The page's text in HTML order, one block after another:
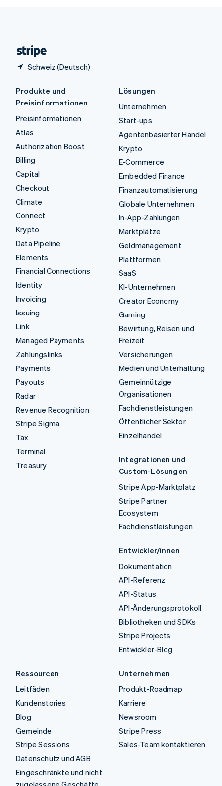
Schweiz (Deutsch)
Produkte und
Preisinformationen
Preisinformationen
Atlas
Authorization Boost
Billing
Capital
Checkout
Climate
Connect
Krypto
Data Pipeline
Elements
Financial Connections
Identity
Invoicing
Issuing
Link
Managed Payments
Zahlungslinks
Payments
Payouts
Radar
Revenue Recognition
Stripe Sigma
Tax
Terminal
Treasury
Lösungen
Unternehmen
Start-ups
Agentenbasierter Handel
Krypto
E-Commerce
Embedded Finance
Finanzautomatisierung
Globale Unternehmen
In-App-Zahlungen
Marktplätze
Geldmanagement
Plattformen
SaaS
KI-Unternehmen
Creator Economy
Gaming
Bewirtung, Reisen und
Freizeit
Versicherungen
Medien und Unterhaltung
Gemeinnützige
Organisationen
Fachdienstleistungen
Öffentlicher Sektor
Einzelhandel
Integrationen und
Custom-Lösungen
Stripe App-Marktplatz
Stripe Partner
Ecosystem
Fachdienstleistungen
Entwickler/innen
Dokumentation
API-Referenz
API-Status
API-Änderungsprotokoll
Bibliotheken und SDKs
Stripe Projects
Entwickler-Blog
Ressourcen
Leitfäden
Kundenstories
Blog
Gemeinde
Stripe Sessions
Datenschutz und AGB
Eingeschränkte und nicht
Unternehmen
Produkt-Roadmap
Karriere
Newsroom
Stripe Press
Sales-Team kontaktieren